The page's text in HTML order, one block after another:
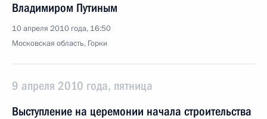
Владимиром Путиным
10 апреля 2010 года, 16:50
Московская область, Горки
9 апреля 2010 года, пятница
Выступление на церемонии начала строительства